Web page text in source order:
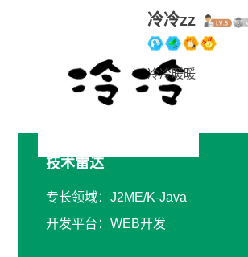
冷冷zz
冷冷暖暖
技术雷达
专长领域：J2ME/K-Java
开发平台：WEB开发